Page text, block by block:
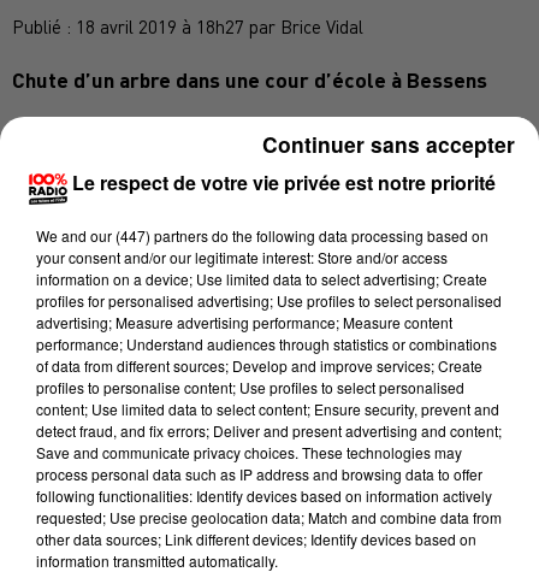
Publié : 18 avril 2019 à 18h27 par Brice Vidal
Chute d’un arbre dans une cour d’école à Bessens
primaire Jules Ferry de la commune de Bessens. Les
pompiers ont été avisés à 15h49 précise et se sont
projetés immédiatement sur place.
"Sous l'effet d'un coup de vent, un arbre est tombé dans la
cour de l'école, chutant sur trois enfants"précise la
préfecture de Tarn et Garonne dans un communiqué.
Les pompiers et le SAMU sont rapidement intervenus
pour prendre en charge les intéressés. Le DASEN et le
Directeur des services du cabinet du préfet de Tarn-
et-Garonne sont sur place.
Le respect de votre vie privée est notre priorité
We and our (447) partnersdo the following data processing based on
your consent and/or our legitimate interest: Store and/or access
information on a device; Use limited data to select advertising; Create
profiles for personalised advertising; Use profiles to select personalised
advertising; Measure advertising performance; Measure content
performance; Understand audiences through statistics or combinations
of data from different sources; Develop and improve services; Create
profiles to personalise content; Use profiles to select personalised
content; Use limited data to select content; Ensure security, prevent and
detect fraud, and fix errors; Deliver and present advertising and content;
Save and communicate privacy choices. These technologies may
process personal data such as IP address and browsing data to offer
following functionalities: Identify devices based on information actively
requested; Use precise geolocation data; Match and combine data from
other data sources; Link different devices; Identify devices based on
information transmitted automatically.
Continuer sans accepter